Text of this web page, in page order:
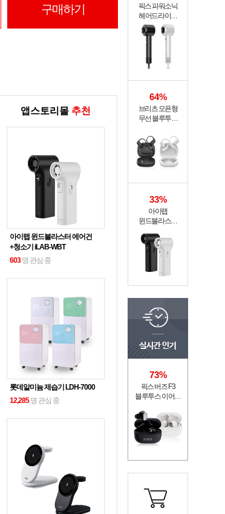
구매하기
앱스토리몰 추천
아이랩 윈드블라스터 에어건
+청소기 iLAB-WBT
603명 관심 중
롯데알미늄 제습기 LDH-7000
12,285명 관심 중
픽스 파워소닉
헤어드라이기
XHS-701
64%
브리츠 오픈형
무선 블루투스
33%
아이랩
윈드블라스터
iLAB-WBT
73%
픽스 버즈 F3
블루투스 이어폰